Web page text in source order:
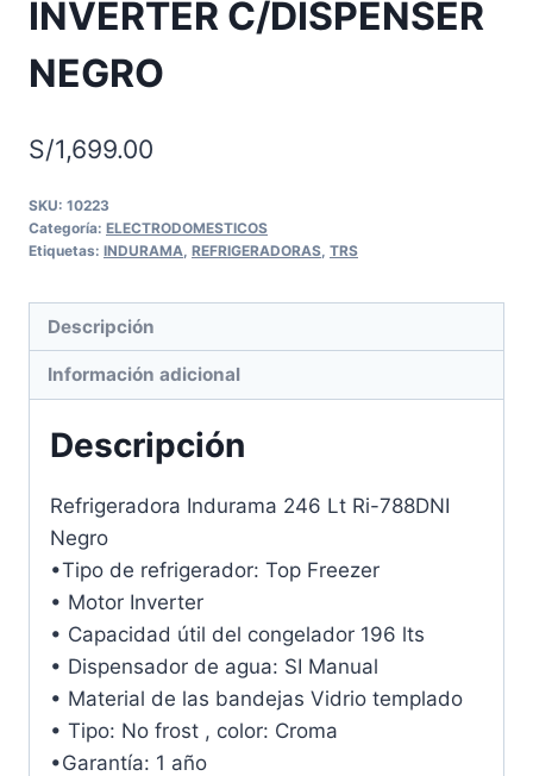
INVERTER C/DISPENSER
NEGRO
S/1,699.00
SKU: 10223
Categoría: ELECTRODOMESTICOS
Etiquetas: INDURAMA REFRIGERADORAS TRS
Descripción
Información adicional
Descripción
Refrigeradora Indurama 246 Lt Ri-788DNI
Negro
•Tipo de refrigerador: Top Freezer
• Motor Inverter
• Capacidad útil del congelador 196 lts
• Dispensador de agua: SI Manual
• Material de las bandejas Vidrio templado
• Tipo: No frost , color: Croma
•Garantía: 1 año